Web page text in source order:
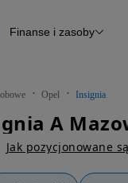
Raport z inspekcji
Otomoto News
Finanse i zasoby
Opel Insignia
Jak pozycjonowane